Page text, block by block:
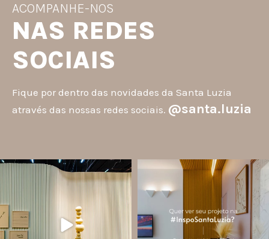
ACOMPANHE-NOS
NAS REDES
SOCIAIS
Fique por dentro das novidades da Santa Luzia
através das nossas redes sociais. @santa.luzia
santa.luzia
À primeira vista, ele pode até parecer
funções dentro do projeto
Ele...
santa.luzia
A #InspoSantaLuzia é um espaço
criado para divulgar projetos que
utilizam produtos Santa Luzia e
valorizar o trabalho de arquitetos,
designers de...
Jul 28